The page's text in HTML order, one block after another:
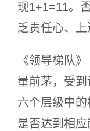
现1+1=11。
乏责任心、
《领导梯队
量前茅，受
六个层级中
是否达到相